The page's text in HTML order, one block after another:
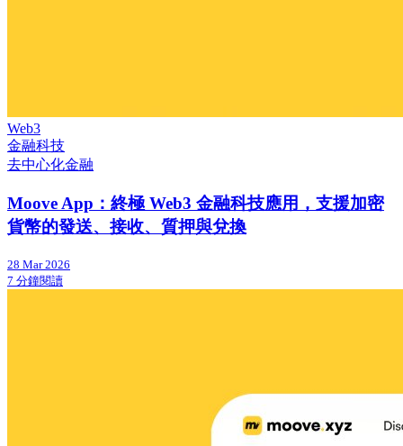
Web3
金融科技
去中心化金融
Moove App：終極 Web3 金融科技應用，支援加密
貨幣的發送、接收、質押與兌換
28 Mar 2026
7 分鐘閱讀